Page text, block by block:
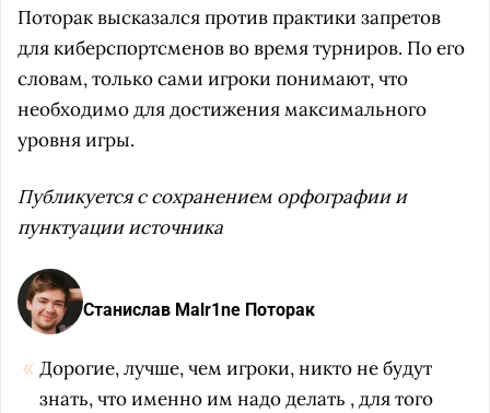
Поторак высказался против практики запретов
для киберспортсменов во время турниров. По его
словам, только сами игроки понимают, что
необходимо для достижения максимального
уровня игры.
Публикуется с сохранением орфографии и
пунктуации источника
Станислав Malr1ne Поторак
Дорогие, лучше, чем игроки, никто не будут
знать, что именно им надо делать , для того